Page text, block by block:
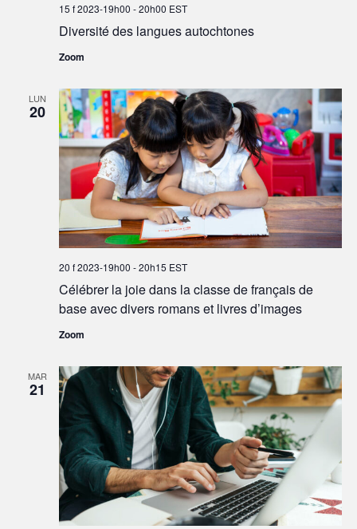
Diversité des langues autochtones
15 f 2023-19h00 -20h00 EST
Zoom
LUN
20
Célébrer la joie dans la classe de français de
base avec divers romans et livres d’images
20 f 2023-19h00 -20h15 EST
Zoom
MAR
21